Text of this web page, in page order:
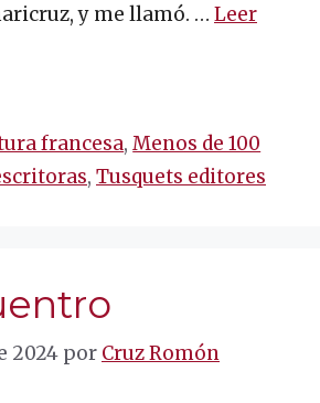
y me llamó. … Leer
francesa,Menos de 100
, Tusquets editores
2024 por Cruz Romón